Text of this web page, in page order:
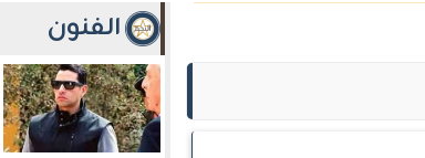
الفنون